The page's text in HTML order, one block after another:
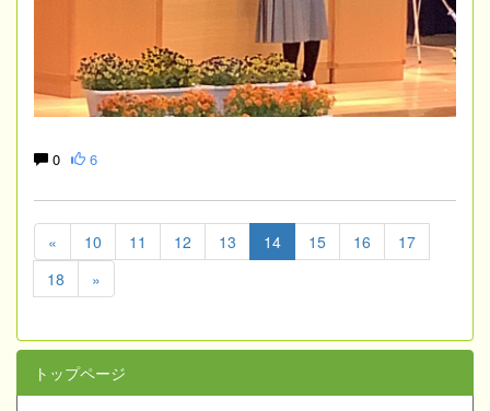
0 6
« 10 11 12 13 14 15 16
17
18
»
トップページ